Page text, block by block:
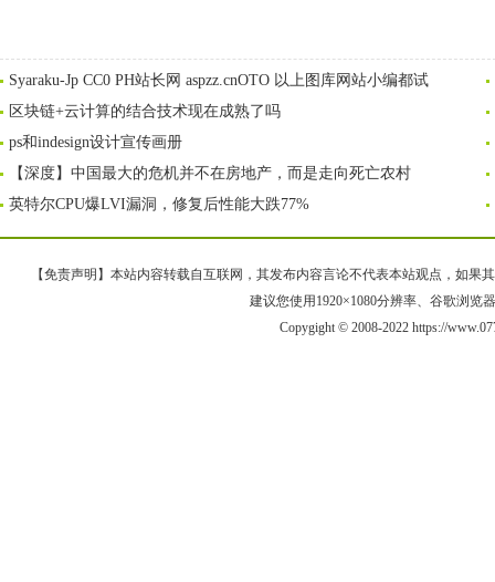
Syaraku-Jp CC0 PH站长网 aspzz.cnOTO 以上图库网站小编都试
区块链+云计算的结合技术现在成熟了吗
ps和indesign设计宣传画册
【深度】中国最大的危机并不在房地产，而是走向死亡农村
英特尔CPU爆LVI漏洞，修复后性能大跌77%
【免责声明】本站内容转载自互联网，其发布内容言论不代表本站观点，如果
建议您使用1920×1080分辨率、谷歌浏览
Copygight © 2008-2022 https://